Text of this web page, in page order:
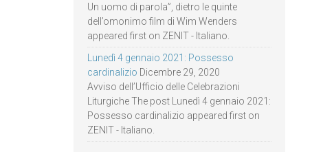
Un uomo di parola”, dietro le quinte
dell’omonimo film di Wim Wenders
appeared first on ZENIT - Italiano.
Lunedì 4 gennaio 2021: Possesso
cardinalizio Dicembre 29, 2020
Avviso dell’Ufficio delle Celebrazioni
Liturgiche The post Lunedì 4 gennaio 2021:
Possesso cardinalizio appeared first on
ZENIT - Italiano.